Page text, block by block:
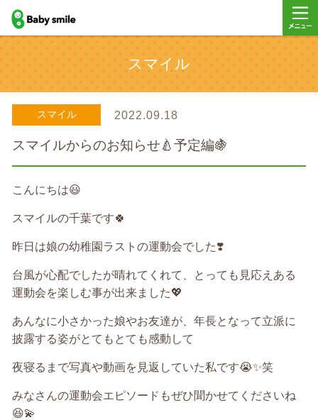
baby smile
スマイル
スマイル 2022.09.18
スマイルからのお知らせ🍐予定編🍇
こんにちは😃
スマイルの千葉です🍀
昨日は娘の幼稚園ラストの運動会でした❣️
台風が心配でしたが晴れてくれて、とっても見応えある
運動会を楽しむ事が出来ました💖
あんなに小さかった娘やお友達が、年長となって立派に
披露する姿がとてもとても感動して
夜寝るまで写真や動画を見返していた私です😭✨笑
みなさんの運動会エピソードもぜひ聞かせてくださいね
😆💫